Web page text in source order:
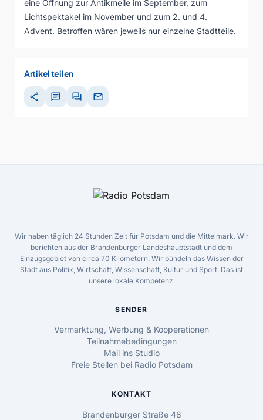
eine Öffnung zur Antikmeile im September, zum
Lichtspektakel im November und zum 2. und 4.
Advent. Betroffen wären jeweils nur einzelne Stadtteile.
Artikel teilen
share chat forum mail
Wir haben täglich 24 Stunden Zeit für Potsdam und die Mittelmark. Wir
berichten aus der Brandenburger Landeshauptstadt und dem
Einzugsgebiet von circa 70 Kilometern. Wir bündeln das Wissen der
Stadt aus Politik, Wirtschaft, Wissenschaft, Kultur und Sport. Das ist
unsere lokale Kompetenz.
SENDER
Vermarktung, Werbung & Kooperationen
Teilnahmebedingungen
Mail ins Studio
Freie Stellen bei Radio Potsdam
KONTAKT
Brandenburger Straße 48